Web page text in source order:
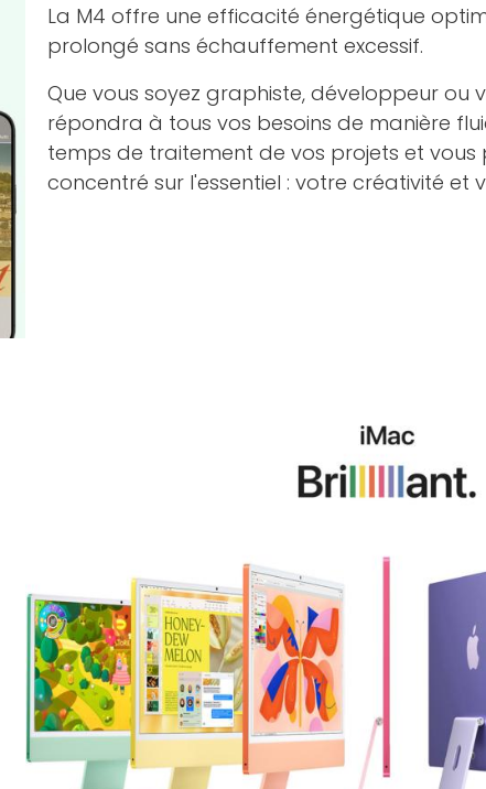
La M4 offre une efficacité énergétique
prolongé sans échauffement excessif.
Que vous soyez graphiste, développeur ou
répondra à tous vos besoins de manière
temps de traitement de vos projets et
concentré sur l'essentiel : votre créativité et